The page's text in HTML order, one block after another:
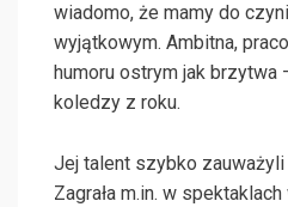
wiadomo, że mamy do
wyjątkowym. Ambitna,
humoru ostrym jak brzytwa
koledzy z roku.
Jej talent szybko
Zagrała m.in. w